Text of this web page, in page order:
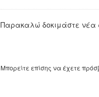
Παρακαλώ δοκιμάστε νέα
Μπορείτε επίσης να έχετε